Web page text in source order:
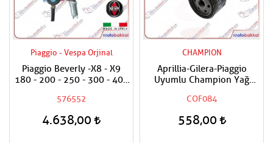
Piaggio - Vespa Orjinal
Piaggio Beverly -X8 - X9
180 - 200 - 250 - 300 - 400
Silindir Seti
576552
4.638,00
CHAMPION
Aprillia-Gilera-Piaggio
Uyumlu Champion Yağ
COF084
558,00